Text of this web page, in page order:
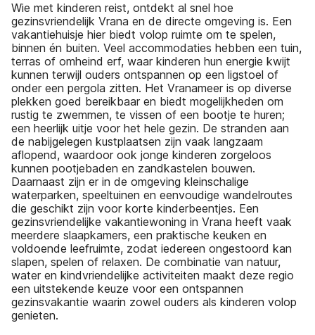
Wie met kinderen reist, ontdekt al snel hoe
gezinsvriendelijk Vrana en de directe omgeving is. Een
vakantiehuisje hier biedt volop ruimte om te spelen,
binnen én buiten. Veel accommodaties hebben een tuin,
terras of omheind erf, waar kinderen hun energie kwijt
kunnen terwijl ouders ontspannen op een ligstoel of
onder een pergola zitten. Het Vranameer is op diverse
plekken goed bereikbaar en biedt mogelijkheden om
rustig te zwemmen, te vissen of een bootje te huren;
een heerlijk uitje voor het hele gezin. De stranden aan
de nabijgelegen kustplaatsen zijn vaak langzaam
aflopend, waardoor ook jonge kinderen zorgeloos
kunnen pootjebaden en zandkastelen bouwen.
Daarnaast zijn er in de omgeving kleinschalige
waterparken, speeltuinen en eenvoudige wandelroutes
die geschikt zijn voor korte kinderbeentjes. Een
gezinsvriendelijke vakantiewoning in Vrana heeft vaak
meerdere slaapkamers, een praktische keuken en
voldoende leefruimte, zodat iedereen ongestoord kan
slapen, spelen of relaxen. De combinatie van natuur,
water en kindvriendelijke activiteiten maakt deze regio
een uitstekende keuze voor een ontspannen
gezinsvakantie waarin zowel ouders als kinderen volop
genieten.